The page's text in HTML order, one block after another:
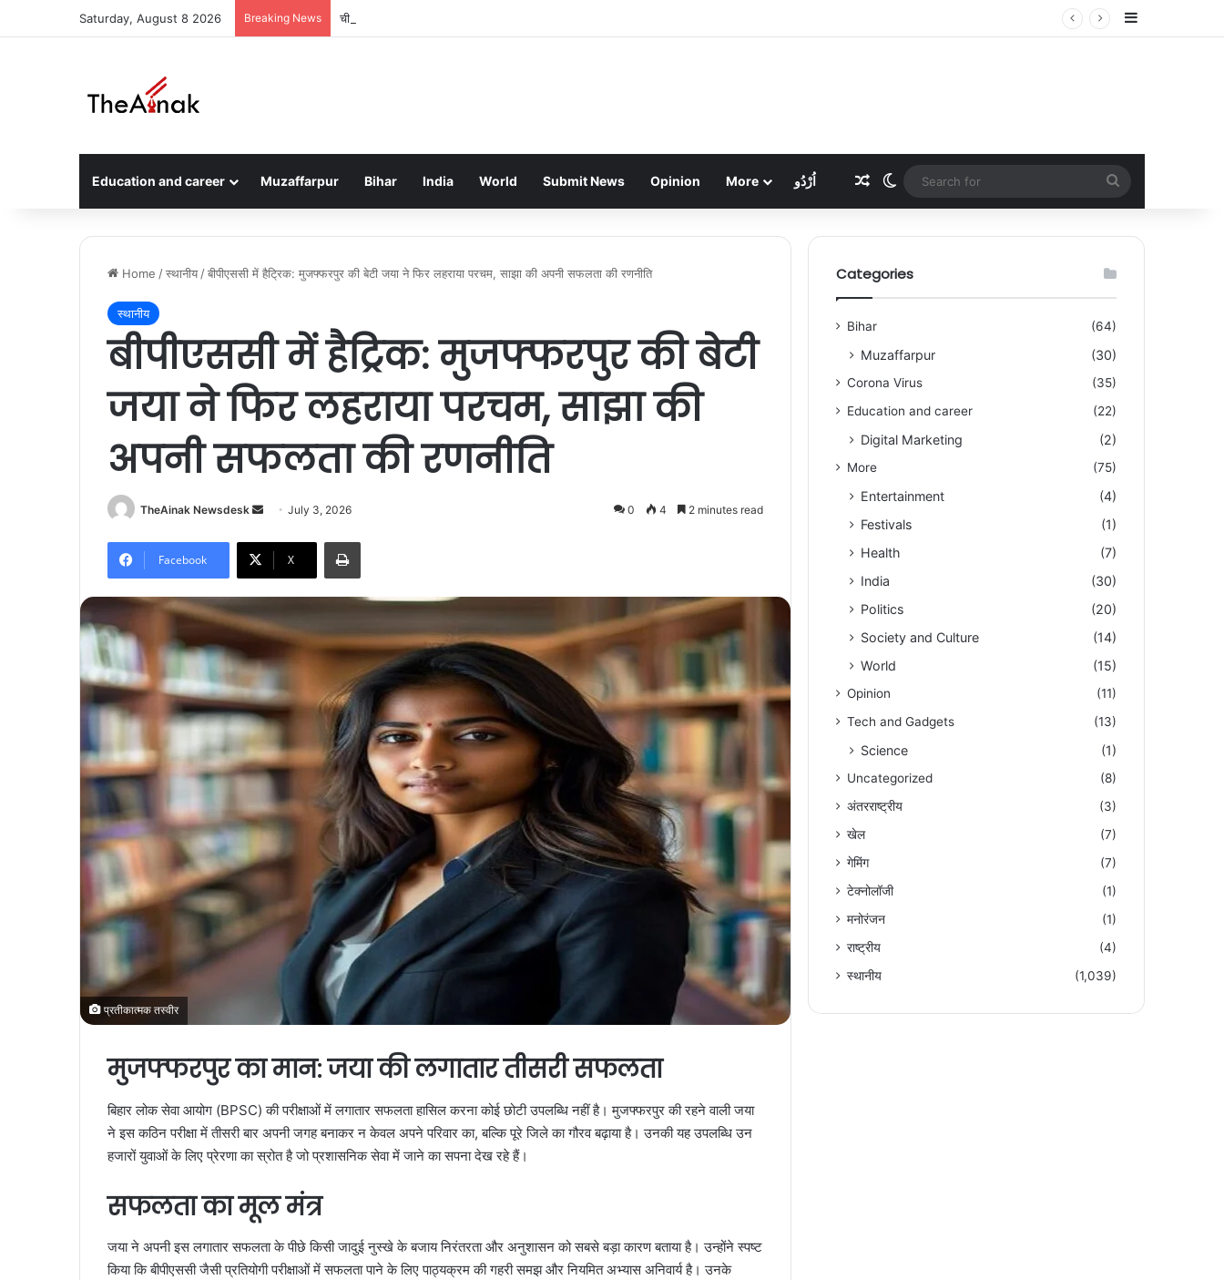
Saturday, August 8 2026 Breaking News चीन में फंसे मुजफ्फरपुर के यश की रिहाई की उम्मीदें बढ़ीं: केंद्रीय मंत्री ने विदेश मंत्रालय से किया आग्रह, आज मुंबई में कंपनी अधिकारियों से मिलेंगी मां
Education and career Muzaffarpur Bihar India World Submit News Opinion More اُرْدُو Random Article
Switch skin
for
Home /स्थानीय /बीपीएससी में हैट्रिक: मुजफ्फरपुर की बेटी जया ने फिर लहराया परचम, साझा की अपनी सफलता की रणनीति
स्थानीय
बीपीएससी में हैट्रिक: मुजफ्फरपुर की बेटी
जया ने फिर लहराया परचम, साझा की
अपनी सफलता की रणनीति
TheAinak Newsdesk
d
a
n
e
m
i
l
July 3, 2026 0 4 2 minutes read
Facebook X
प्रतीकात्मक तस्वीर
मुजफ्फरपुर का मान: जया की लगातार तीसरी सफलता
बिहार लोक सेवा आयोग (BPSC) की परीक्षाओं में लगातार सफलता हासिल करना कोई छोटी उपलब्धि नहीं है। मुजफ्फरपुर की रहने वाली जया
ने इस कठिन परीक्षा में तीसरी बार अपनी जगह बनाकर न केवल अपने परिवार का, बल्कि पूरे जिले का गौरव बढ़ाया है। उनकी यह उपलब्धि उन
हजारों युवाओं के लिए प्रेरणा का स्रोत है जो प्रशासनिक सेवा में जाने का सपना देख रहे हैं।
सफलता का मूल मंत्र
जया ने अपनी इस लगातार सफलता के पीछे किसी जादुई नुस्खे के बजाय निरंतरता और अनुशासन को सबसे बड़ा कारण बताया है। उन्होंने स्पष्ट
किया कि बीपीएससी जैसी प्रतियोगी परीक्षाओं में सफलता पाने के लिए पाठ्यक्रम की गहरी समझ और नियमित अभ्यास अनिवार्य है। उनके
Categories
Bihar (64)
Muzaffarpur (30)
Corona Virus
(35)
Education and career
(22)
Digital Marketing (2)
More (75)
Entertainment
(4)
Festivals
(1)
Health
(7)
India
(30)
Politics
(20)
Society and Culture
(14)
World
(15)
Opinion
(11)
Tech and Gadgets
(13)
Science (1)
Uncategorized
(8)
अंतरराष्ट्रीय
(3)
खेल
(7)
गेमिंग
(7)
टेक्नोलॉजी
(1)
मनोरंजन
(1)
राष्ट्रीय
(4)
स्थानीय
(1,039)